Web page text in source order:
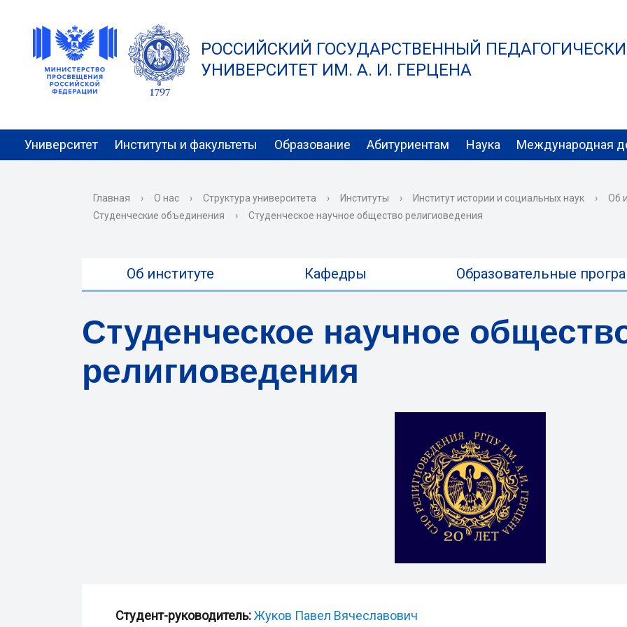
РОССИЙСКИЙ ГОСУДАРСТВЕННЫЙ
УНИВЕРСИТЕТ ИМ. А. И. ГЕРЦЕНА
Университет Институты и факультеты Образование Абитуриентам Наука Международная
Главная › О нас › Структура университета › Институты › Институт истории и социальных наук ›
Об
Студенческие объединения
› Студенческое научное общество религиоведения
Об институте Кафедры Образовательные
Студенческое научное
религиоведения
Студент-руководитель:Жуков Павел Вячеславович